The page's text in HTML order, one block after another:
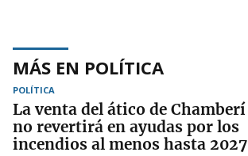
MÁS EN POLÍTICA
POLÍTICA
La venta del ático de Chamberí
no revertirá en ayudas por los
incendios al menos hasta 2027